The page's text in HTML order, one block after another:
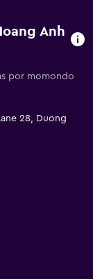
Anh
por momondo
28, Duong